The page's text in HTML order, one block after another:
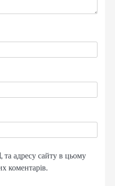
та адресу сайту в цьому
коментарів.